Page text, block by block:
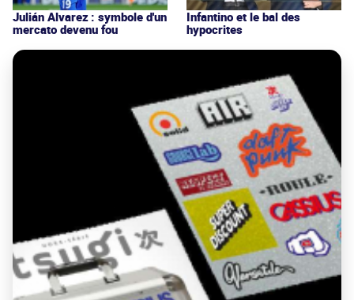
Julián Alvarez : symbole d'un
mercato devenu fou
Infantino et le bal des
hypocrites